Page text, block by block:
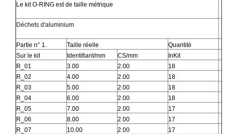
Le kit O-RING est de taille métrique
Déchets d'aluminium
Partie n° 1. Taille réelle
Quantité
Sur le kit
Identifiant/mm CS/mm
InKit
R_01
3.00 2.00
18
R_02
4.00 2.00
18
R_03
5.00 2.00
18
R_04
6.00 2.00
18
R_05
7.00 2.00
17
R_06
8.00 2.00
17
R_07
10.00 2.00
17